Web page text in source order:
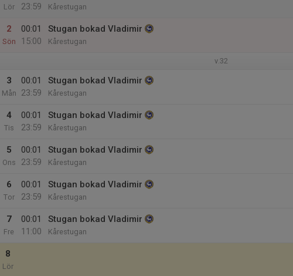
Lör
23:59
Kårestugan
2
Sön
00:01
15:00
Stugan bokad Vladimir
Kårestugan
v.32
3
Mån
00:01
23:59
Stugan bokad Vladimir
Kårestugan
4
Tis
00:01
23:59
Stugan bokad Vladimir
Kårestugan
5
Ons
00:01
23:59
Stugan bokad Vladimir
Kårestugan
6
Tor
00:01
23:59
Stugan bokad Vladimir
Kårestugan
7
Fre
00:01
11:00
Stugan bokad Vladimir
Kårestugan
8
Lör